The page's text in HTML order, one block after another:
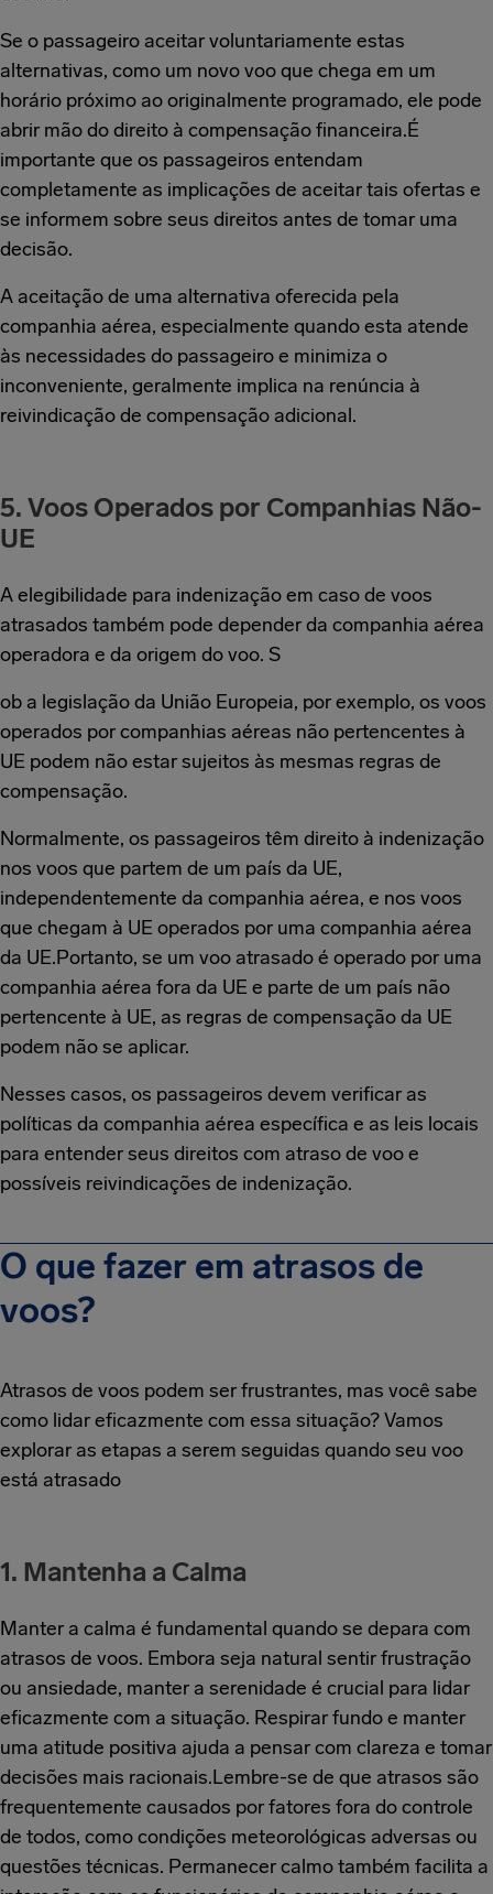
Se o passageiro aceitar voluntariamente estas
alternativas, como um novo voo que chega em um
horário próximo ao originalmente programado, ele pode
abrir mão do direito à compensação financeira.É
importante que os passageiros entendam
completamente as implicações de aceitar tais ofertas e
se informem sobre seus direitos antes de tomar uma
decisão.
A aceitação de uma alternativa oferecida pela
companhia aérea, especialmente quando esta atende
às necessidades do passageiro e minimiza o
inconveniente, geralmente implica na renúncia à
reivindicação de compensação adicional.
5. Voos Operados por Companhias Não-
UE
A elegibilidade para indenização em caso de voos
atrasados também pode depender da companhia aérea
operadora e da origem do voo. S
ob a legislação da União Europeia, por exemplo, os voos
operados por companhias aéreas não pertencentes à
UE podem não estar sujeitos às mesmas regras de
compensação.
Normalmente, os passageiros têm direito à indenização
nos voos que partem de um país da UE,
independentemente da companhia aérea, e nos voos
que chegam à UE operados por uma companhia aérea
da UE.Portanto, se um voo atrasado é operado por uma
companhia aérea fora da UE e parte de um país não
pertencente à UE, as regras de compensação da UE
podem não se aplicar.
Nesses casos, os passageiros devem verificar as
políticas da companhia aérea específica e as leis locais
para entender seus direitos com atraso de voo e
possíveis reivindicações de indenização.
O que fazer em atrasos de
voos?
Atrasos de voos podem ser frustrantes, mas você sabe
como lidar eficazmente com essa situação? Vamos
explorar as etapas a serem seguidas quando seu voo
está atrasado
1. Mantenha a Calma
Manter a calma é fundamental quando se depara com
atrasos de voos. Embora seja natural sentir frustração
ou ansiedade, manter a serenidade é crucial para lidar
eficazmente com a situação. Respirar fundo e manter
uma atitude positiva ajuda a pensar com clareza e tomar
decisões mais racionais.Lembre-se de que atrasos são
frequentemente causados por fatores fora do controle
de todos, como condições meteorológicas adversas ou
questões técnicas. Permanecer calmo também facilita a